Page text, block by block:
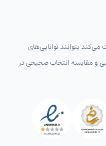
بتوانند توانایی‌های
و مقایسه انتخاب‌ صحیحی در